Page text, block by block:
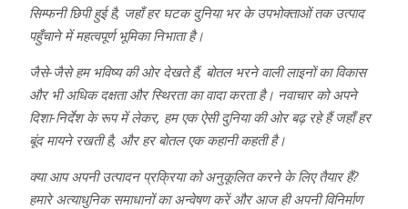
सिम्फनी छिपी हुई है, जहाँ हर घटक दुनिया भर के उपभोक्ताओं तक उत्पाद
पहुँचाने में महत्वपूर्ण भूमिका निभाता है।
जैसे-जैसे हम भविष्य की ओर देखते हैं, बोतल भरने वाली लाइनों का विकास
और भी अधिक दक्षता और स्थिरता का वादा करता है। नवाचार को अपने
दिशा-निर्देश के रूप में लेकर, हम एक ऐसी दुनिया की ओर बढ़ रहे हैं जहाँ हर
बूंद मायने रखती है, और हर बोतल एक कहानी कहती है।
क्या आप अपनी उत्पादन प्रक्रिया को अनुकूलित करने के लिए तैयार हैं?
हमारे अत्याधुनिक समाधानों का अन्वेषण करें और आज ही अपनी विनिर्माण